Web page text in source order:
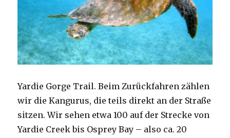
Yardie Gorge Trail. Beim Zurückfahren zählen
wir die Kangurus, die teils direkt an der Straße
sitzen. Wir sehen etwa 100 auf der Strecke von
Yardie Creek bis Osprey Bay – also ca. 20